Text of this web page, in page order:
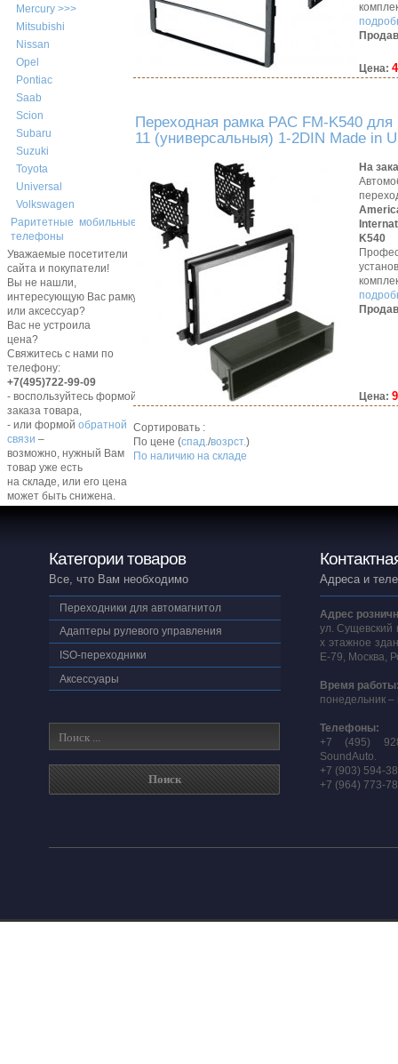
Mercury >>>
Mitsubishi
Nissan
Opel
Pontiac
Saab
Scion
Subaru
Suzuki
Toyota
Universal
Volkswagen
Раритетные мобильные
телефоны
Уважаемые посетители
сайта и покупатели!
Вы не нашли,
интересующую Вас рамку,
или аксессуар?
Вас не устроила
цена?
Свяжитесь с нами по
телефону:
+7(495)722-99-09
- воспользуйтесь формой
заказа товара,
- или формой обратной
связи –
возможно, нужный Вам
товар уже есть
на складе, или его цена
может быть снижена.
Цена:
Переходная рамка PAC FM-K540
11 (универсальныя) 1-2DIN Made in
На
K540
Цена:
Сортировать :
По цене (спад./возрст.)
По наличию на складе
Категории товаров
Все, что Вам необходимо
Переходники для автомагнитол
Адаптеры рулевого управления
ISO-переходники
Аксессуары
Адреса и
Адрес
ул. Сущевский
х этажное
E-79, Москва,
Время
понедельник –
Телефоны:
+7 (495)
SoundAuto.
+7 (903) 594-
+7 (964) 773-